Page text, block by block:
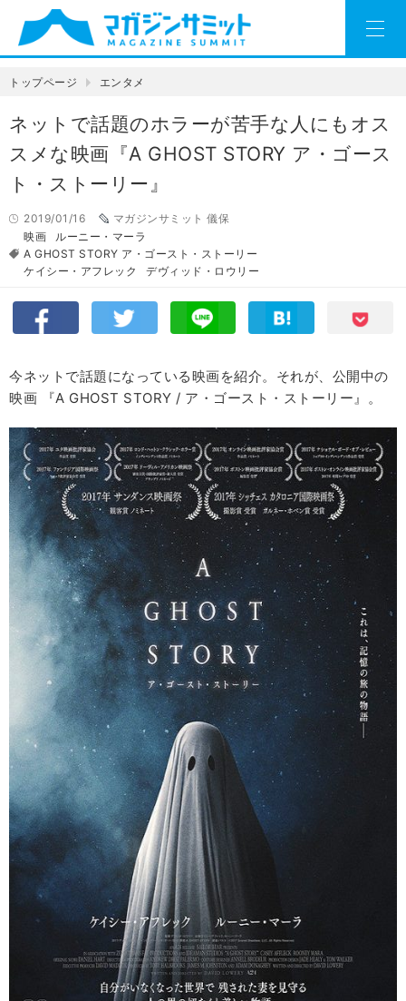
トップページ エンタメ
ネットで話題のホラーが苦手な人にもオス
スメな映画『A GHOST STORY ア・ゴース
ト・ストーリー』
2019/01/16
マガジンサミット 儀保
映画
ルーニー・マーラ
A GHOST STORY ア・ゴースト・ストーリー
ケイシー・アフレック
デヴィッド・ロウリー
今ネットで話題になっている映画を紹介。それが、公開中の
映画 『A GHOST STORY / ア・ゴースト・ストーリー』。